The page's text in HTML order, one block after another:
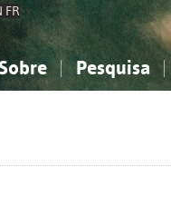
FR
Pesquisa